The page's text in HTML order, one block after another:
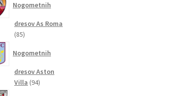
Nogometnih
dresov As Roma
8585
Nogometnih
dresov Aston
Villa 9494